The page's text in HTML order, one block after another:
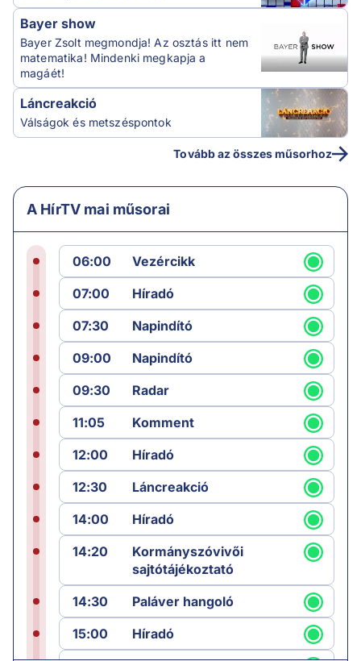
Bayer show
Bayer Zsolt megmondja! Az osztás itt nem
matematika! Mindenki megkapja a
magáét!
Láncreakció
Válságok és metszéspontok
Tovább az összes műsorhoz
A HírTV mai műsorai
06:00
Vezércikk
07:00
Híradó
07:30
Napindító
09:00
Napindító
09:30
Radar
11:05
Komment
12:00
Híradó
12:30
Láncreakció
14:00
Híradó
14:20
Kormányszóvivői
sajtótájékoztató
14:30
Paláver hangoló
15:00
Híradó